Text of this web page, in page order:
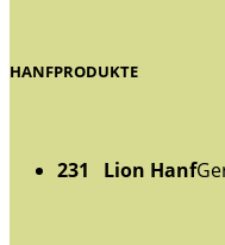
HANFPRODUKTE
231 Lion Hanf